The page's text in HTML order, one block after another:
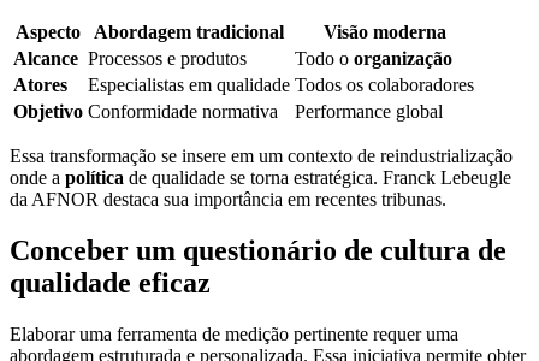
Aspecto Abordagem tradicional
Visão moderna
Alcance Processos e produtos Todo o organização
Atores
Especialistas em qualidade Todos os colaboradores
Objetivo Conformidade normativa Performance global
Essa transformação se insere em um contexto de reindustrialização
onde a política de qualidade se torna estratégica. Franck Lebeugle
da AFNOR destaca sua importância em recentes tribunas.
Conceber um questionário de cultura de
qualidade eficaz
Elaborar uma ferramenta de medição pertinente requer uma
abordagem estruturada e personalizada. Essa iniciativa permite obter